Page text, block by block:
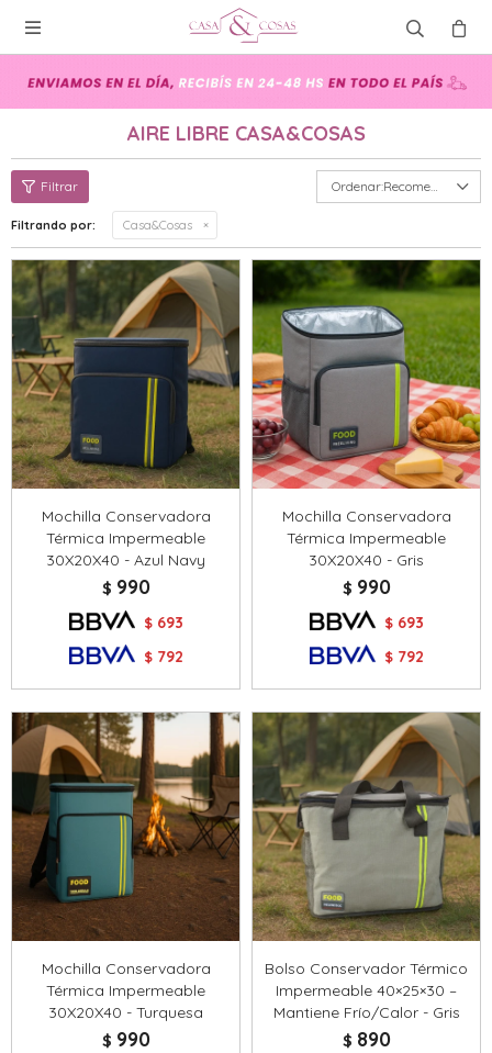

AIRE LIBRE CASA&COSAS
Recomendados
Filtrando por: Casa&Cosas
Mochilla Conservadora
Térmica Impermeable
30X20X40 - Azul Navy
$ 990
$ 693
$ 792
Mochilla Conservadora
Térmica Impermeable
30X20X40 - Gris
$ 990
$ 693
$ 792
Mochilla Conservadora
Térmica Impermeable
30X20X40 - Turquesa
$ 990
Bolso Conservador Térmico
Impermeable 40×25×30 –
Mantiene Frío/Calor - Gris
$ 890